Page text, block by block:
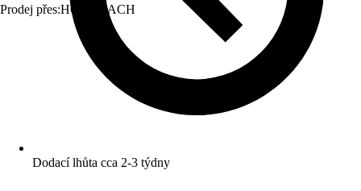
Prodej přes:HORNBACH
Dodací lhůta cca 2-3 týdny